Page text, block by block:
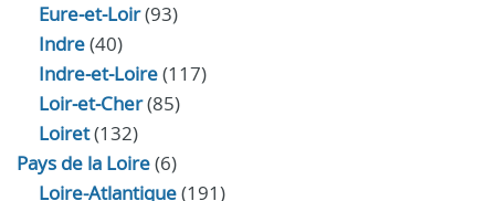
Eure‑et‑Loir(93)
Indre(40)
Indre‑et‑Loire(117)
Loir‑et‑Cher(85)
Loiret(132)
Pays de la Loire(6)
Loire-Atlantique(191)